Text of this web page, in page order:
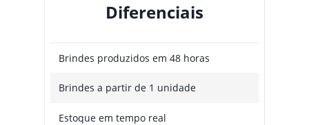
Diferenciais
Brindes produzidos em 48 horas
Brindes a partir de 1 unidade
Estoque em tempo real